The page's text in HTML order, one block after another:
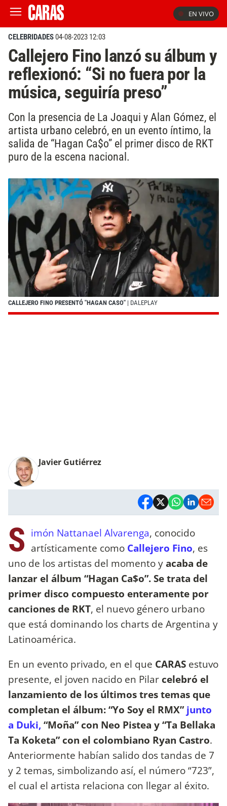
EN VIVO
CELEBRIDADES04-08-2023 12:03
Callejero Fino lanzó su álbum y
reflexionó: “Si no fuera por la
música, seguiría preso”
Con la presencia de La Joaqui y Alan Gómez, el
artista urbano celebró, en un evento íntimo, la
salida de “Hagan Ca$o” el primer disco de RKT
puro de la escena nacional.
CALLEJERO FINO PRESENTÓ "HAGAN CASO" | DALEPLAY
Javier Gutiérrez
S imón Nattanael Alvarenga, conocido
artísticamente como Callejero Fino, es
uno de los artistas del momento yacaba de
lanzar el álbum “Hagan Ca$o”. Se trata del
primer disco compuesto enteramente por
canciones de RKT, el nuevo género urbano
que está dominando los charts de Argentina y
Latinoamérica.
En un evento privado, en el que CARAS estuvo
presente, el joven nacido en Pilar celebró el
lanzamiento de los últimos tres temas que
completan el álbum: “Yo Soy el RMX”junto
a Duki,“Moña” con Neo Pistea y “Ta Bellaka
Ta Koketa” con el colombiano Ryan Castro.
Anteriormente habían salido dos tandas de 7
y 2 temas, simbolizando así, el número “723”,
el cual el artista relaciona con llegar al éxito.